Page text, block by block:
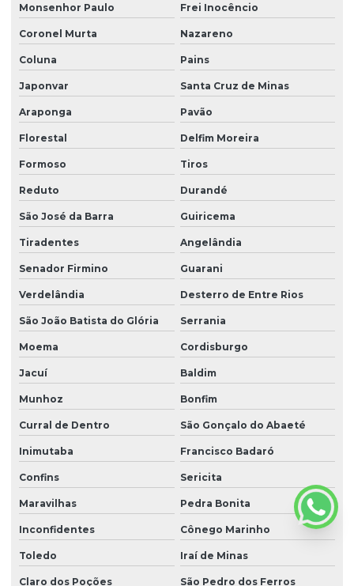
Monsenhor Paulo Frei Inocêncio
Coronel Murta Nazareno
Coluna Pains
Japonvar Santa Cruz de Minas
Araponga Pavão
Florestal Delfim Moreira
Formoso Tiros
Reduto Durandé
São José da Barra Guiricema
Tiradentes Angelândia
Senador Firmino Guarani
Verdelândia Desterro de Entre Rios
São João Batista do Glória Serrania
Moema Cordisburgo
Jacuí Baldim
Munhoz Bonfim
Curral de Dentro São Gonçalo do Abaeté
Inimutaba Francisco Badaró
Confins Sericita
Maravilhas Pedra Bonita
Inconfidentes Cônego Marinho
Toledo Iraí de Minas
Claro dos Poções São Pedro dos Ferros